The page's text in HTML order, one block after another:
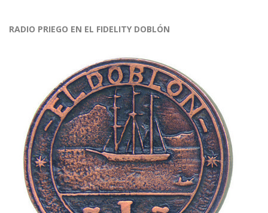
RADIO PRIEGO EN EL FIDELITY DOBLÓN